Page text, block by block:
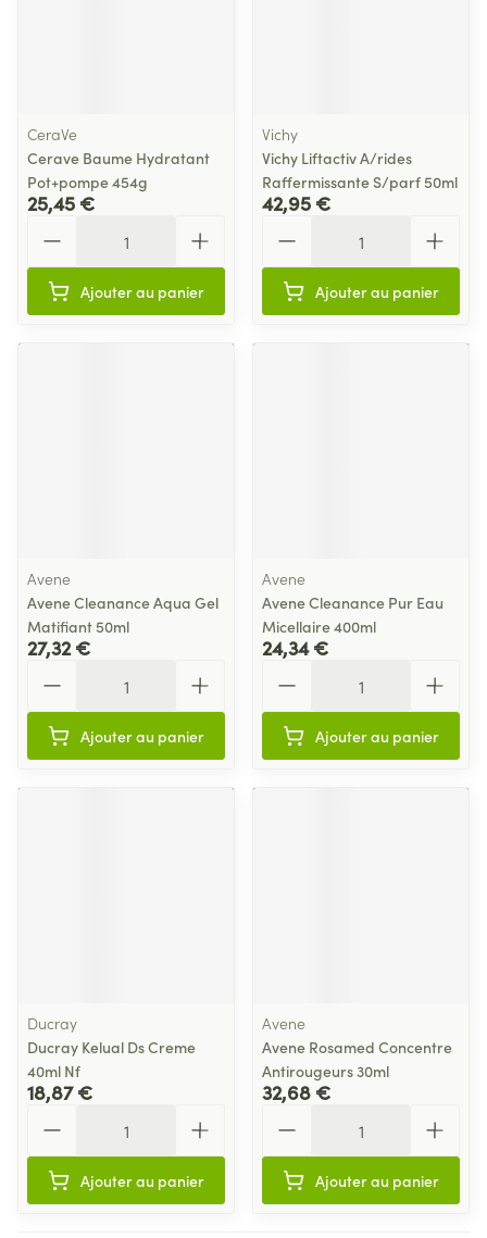
CeraVe
Cerave Baume Hydratant
Pot+pompe 454g
25,45 €
Ajouter au panier
Vichy
Vichy Liftactiv A/rides
Raffermissante S/parf 50ml
42,95 €
Ajouter au panier
Avene
Avene Cleanance Aqua Gel
Matifiant 50ml
27,32 €
Ajouter au panier
Avene
Avene Cleanance Pur Eau
Micellaire 400ml
24,34 €
Ajouter au panier
Ducray
Ducray Kelual Ds Creme
40ml Nf
18,87 €
Ajouter au panier
Avene
Avene Rosamed Concentre
Antirougeurs 30ml
32,68 €
Ajouter au panier